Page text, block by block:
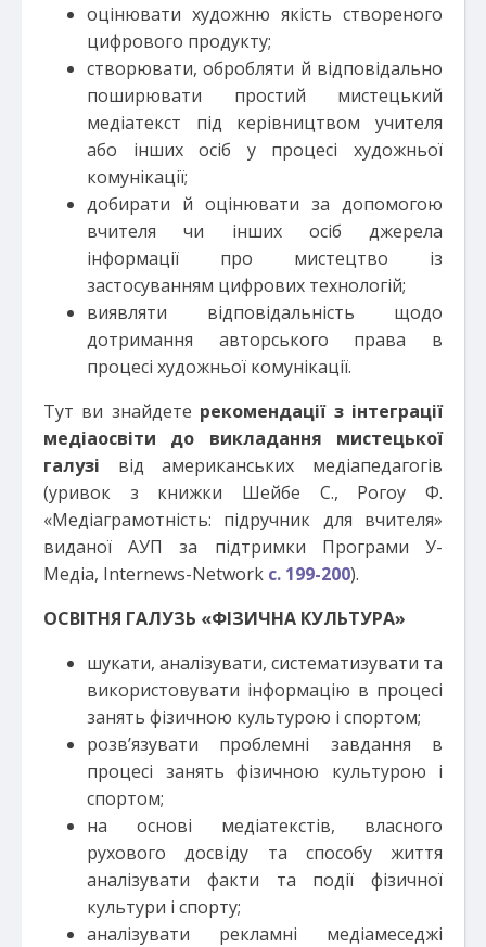
оцінювати художню якість створеного
цифрового продукту;
створювати, обробляти й відповідально
поширювати простий мистецький
медіатекст під керівництвом учителя
або інших осіб у процесі художньої
комунікації;
добирати й оцінювати за допомогою
вчителя чи інших осіб джерела
інформації про мистецтво із
застосуванням цифрових технологій;
виявляти відповідальність щодо
дотримання авторського права в
процесі художньої комунікації.
Тут ви знайдете рекомендації з інтеграції
медіаосвіти до викладання мистецької
галузі від американських медіапедагогів
(уривок з книжки Шейбе С., Рогоу Ф.
«Медіаграмотність: підручник для вчителя»
виданої АУП за підтримки Програми У-
Медіа, Internews-Network с. 199-200).
ОСВІТНЯ ГАЛУЗЬ «ФІЗИЧНА КУЛЬТУРА»
шукати, аналізувати, систематизувати та
використовувати інформацію в процесі
занять фізичною культурою і спортом;
розв’язувати проблемні завдання в
процесі занять фізичною культурою і
спортом;
на основі медіатекстів, власного
рухового досвіду та способу життя
аналізувати факти та події фізичної
культури і спорту;
аналізувати рекламні медіамеседжі